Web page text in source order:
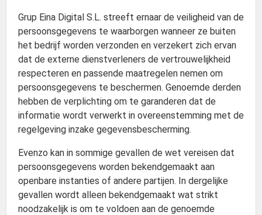
Grup Eina Digital S.L. streeft ernaar de veiligheid van de
persoonsgegevens te waarborgen wanneer ze buiten
het bedrijf worden verzonden en verzekert zich ervan
dat de externe dienstverleners de vertrouwelijkheid
respecteren en passende maatregelen nemen om
persoonsgegevens te beschermen. Genoemde derden
hebben de verplichting om te garanderen dat de
informatie wordt verwerkt in overeenstemming met de
regelgeving inzake gegevensbescherming.
Evenzo kan in sommige gevallen de wet vereisen dat
persoonsgegevens worden bekendgemaakt aan
openbare instanties of andere partijen. In dergelijke
gevallen wordt alleen bekendgemaakt wat strikt
noodzakelijk is om te voldoen aan de genoemde